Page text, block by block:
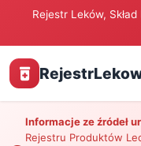
Rejestr Leków,
Informacje ze źródeł
Rejestru Produktów